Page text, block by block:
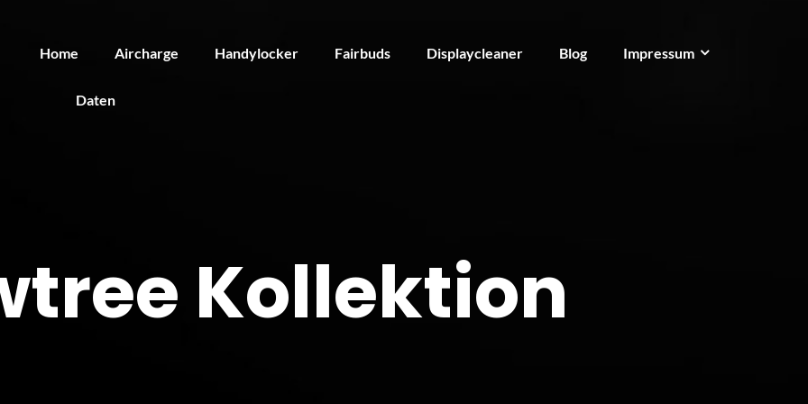
Home Aircharge Handylocker Fairbuds Displaycleaner Blog Impressum
Daten
Kollektion